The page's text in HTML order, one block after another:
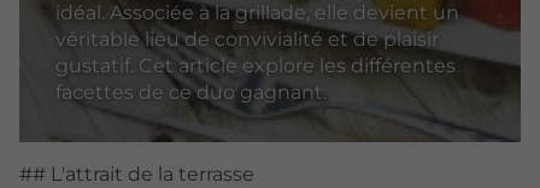
idéal. Associée à la grillade, elle devient un
véritable lieu de convivialité et de plaisir
gustatif. Cet article explore les différentes
facettes de ce duo gagnant.
## L'attrait de la terrasse